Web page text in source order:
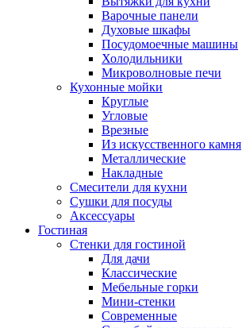
Варочные панели
Духовые шкафы
Посудомоечные машины
Холодильники
Микроволновые печи
Кухонные мойки
Круглые
Угловые
Врезные
Из искусственного камня
Металлические
Накладные
Смесители для кухни
Сушки для посуды
Аксессуары
Гостиная
Стенки для гостиной
Для дачи
Классические
Мебельные горки
Мини-стенки
Современные